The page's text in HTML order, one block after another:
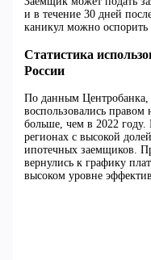
и в течение 30 дней
каникул можно оспорить
Статистика
России
По данным Центробанка,
воспользовались
больше, чем в 2022
регионах с высокой
ипотечных заемщиков.
вернулись к графику
высоком уровне